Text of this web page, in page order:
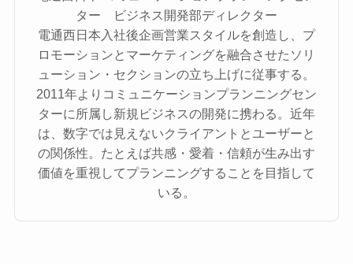
ター ビジネス開発部ディレクター
電通西日本入社後企画営業スタイルを創造し、プ
ロモーションとマーケティングを融合させたソリ
ューション・セクションの立ち上げに従事する。
2011年よりコミュニケーションプランニングセン
ターに所属し新規ビジネスの開発に携わる。近年
は、数字では見えないクライアントとユーザーと
の関係性。たとえば共感・愛着・信頼が生み出す
価値を重視してプランニングすることを目指して
いる。